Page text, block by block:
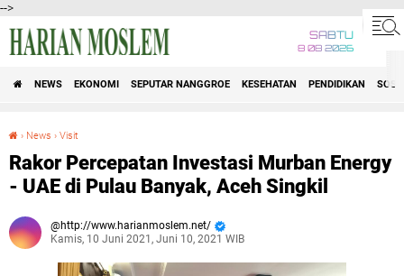
-->
SABTU
8 08 2026
NEWS EKONOMI SEPUTAR NANGGROE KESEHATAN PENDIDIKAN
› News › Visit
Rakor Percepatan Investasi Murban Energy
- UAE di Pulau Banyak, Aceh Singkil
http://www.harianmoslem.net/
Kamis, 10 Juni 2021, Juni 10, 2021 WIB